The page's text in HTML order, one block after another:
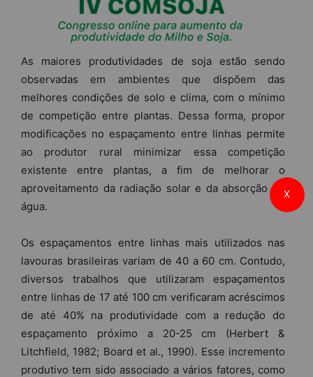
As maiores produtividades de soja estão sendo
observadas em ambientes que dispõem das
melhores condições de solo e clima, com o mínimo
de competição entre plantas. Dessa forma, propor
modificações no espaçamento entre linhas permite
ao produtor rural minimizar essa competição
existente entre plantas, a fim de melhorar o
aproveitamento da radiação solar e da absorção de
água.
Os espaçamentos entre linhas mais utilizados nas
lavouras brasileiras variam de 40 a 60 cm. Contudo,
diversos trabalhos que utilizaram espaçamentos
entre linhas de 17 até 100 cm verificaram acréscimos
de até 40% na produtividade com a redução do
espaçamento próximo a 20-25 cm (Herbert &
Litchfield, 1982; Board et al., 1990). Esse incremento
produtivo tem sido associado a vários fatores, como
X